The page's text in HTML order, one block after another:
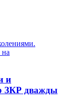
и
ЗКР дважды